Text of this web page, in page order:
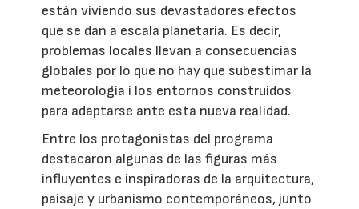
están viviendo sus devastadores efectos
que se dan a escala planetaria. Es decir,
problemas locales llevan a consecuencias
globales por lo que no hay que subestimar la
meteorología i los entornos construidos
para adaptarse ante esta nueva realidad.
Entre los protagonistas del programa
destacaron algunas de las figuras más
influyentes e inspiradoras de la arquitectura,
paisaje y urbanismo contemporáneos, junto